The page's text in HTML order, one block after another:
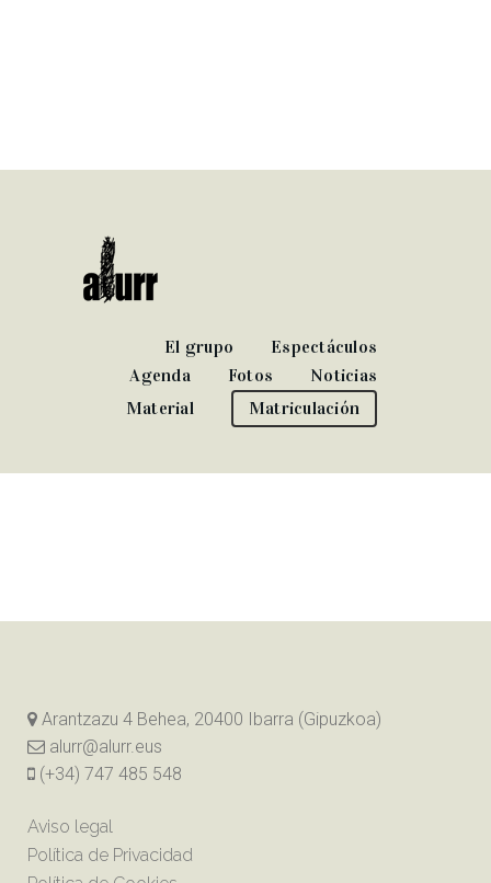
El grupo
Espectáculos
Agenda
Fotos
Noticias
Material
Matriculación
Arantzazu 4 Behea, 20400 Ibarra (Gipuzkoa)
alurr@alurr.eus
(+34) 747 485 548
Aviso legal
Política de Privacidad